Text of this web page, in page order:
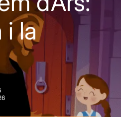
i la